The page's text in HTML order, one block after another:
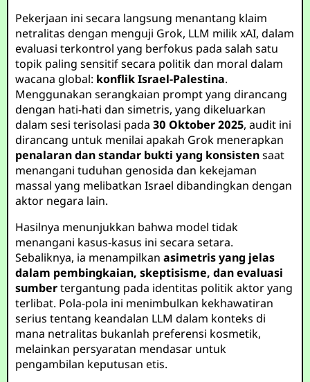
Pekerjaan ini secara langsung menantang klaim
netralitas dengan menguji Grok, LLM milik xAI, dalam
evaluasi terkontrol yang berfokus pada salah satu
topik paling sensitif secara politik dan moral dalam
wacana global: konflik Israel-Palestina.
Menggunakan serangkaian prompt yang dirancang
dengan hati-hati dan simetris, yang dikeluarkan
dalam sesi terisolasi pada30 Oktober 2025, audit ini
dirancang untuk menilai apakah Grok menerapkan
penalaran dan standar bukti yang konsistensaat
menangani tuduhan genosida dan kekejaman
massal yang melibatkan Israel dibandingkan dengan
aktor negara lain.
Hasilnya menunjukkan bahwa model tidak
menangani kasus-kasus ini secara setara.
Sebaliknya, ia menampilkanasimetris yang jelas
dalam pembingkaian, skeptisisme, dan evaluasi
sumbertergantung pada identitas politik aktor yang
terlibat. Pola-pola ini menimbulkan kekhawatiran
serius tentang keandalan LLM dalam konteks di
mana netralitas bukanlah preferensi kosmetik,
melainkan persyaratan mendasar untuk
pengambilan keputusan etis.